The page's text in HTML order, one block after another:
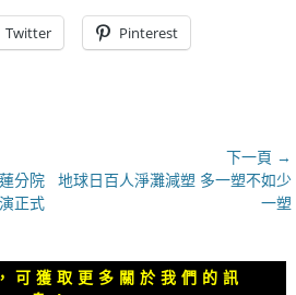
Twitter Pinterest
分院
正式
下一頁 →
下
章：
地球日百人淨灘減塑 多一塑不如少
一塑
可獲取更多關於我們的訊